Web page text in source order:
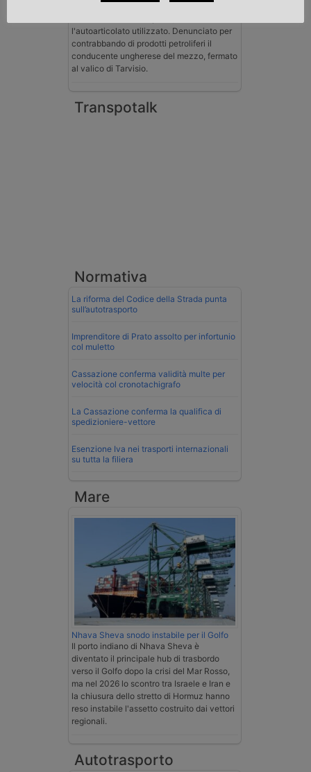
l'autoarticolato utilizzato. Denunciato per
contrabbando di prodotti petroliferi il
conducente ungherese del mezzo, fermato
al valico di Tarvisio.
Transpotalk
Normativa
La riforma del Codice della Strada punta
sull’autotrasporto
Imprenditore di Prato assolto per infortunio
col muletto
Cassazione conferma validità multe per
velocità col cronotachigrafo
La Cassazione conferma la qualifica di
spedizioniere-vettore
Esenzione Iva nei trasporti internazionali
su tutta la filiera
Mare
Nhava Sheva snodo instabile per il Golfo
Il porto indiano di Nhava Sheva è
diventato il principale hub di trasbordo
verso il Golfo dopo la crisi del Mar Rosso,
ma nel 2026 lo scontro tra Israele e Iran e
la chiusura dello stretto di Hormuz hanno
reso instabile l'assetto costruito dai vettori
regionali.
Autotrasporto